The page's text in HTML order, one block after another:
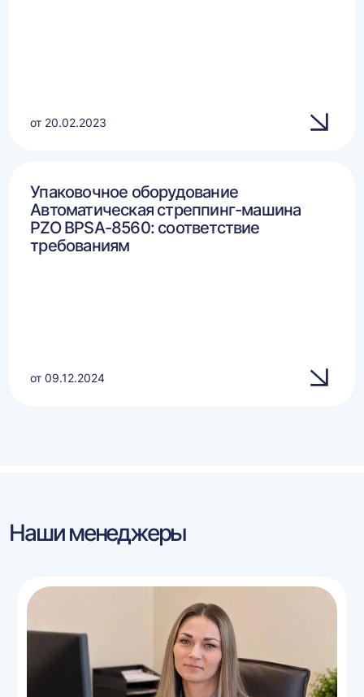
от 20.02.2023
Упаковочное оборудование
Автоматическая стреппинг-машина
PZO BPSA-8560: соответствие
требованиям
от 09.12.2024
Наши менеджеры